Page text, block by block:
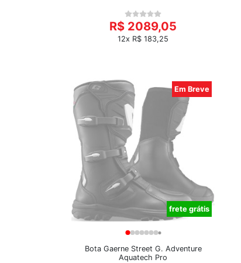
R$ 2089,05
12x R$ 183,25
Em Breve
frete grátis
Bota Gaerne Street G. Adventure
Aquatech Pro